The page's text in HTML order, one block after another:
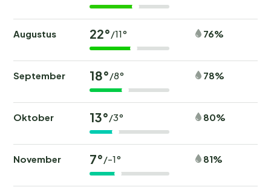
Augustus 22°/11° 76%
September 18°/8° 78%
Oktober 13°/3° 80%
November 7°/-1° 81%